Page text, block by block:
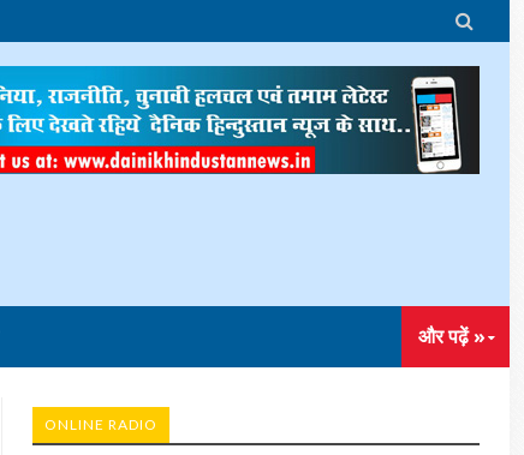

और पढ़ें »
ONLINE RADIO